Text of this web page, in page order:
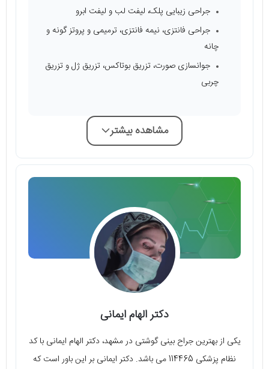
جراحی زیبایی پلک، لیفت لب و لیفت ابرو
جراحی فانتزی، نیمه فانتزی، ترمیمی و پروتز گونه و
چانه
جوانسازی صورت، تزریق بوتاکس، تزریق ژل و تزریق
چربی
مشاهده بیشتر
دکتر الهام ایمانی
یکی از بهترین جراح بینی گوشتی در مشهد، دکتر الهام ایمانی با کد
نظام پزشکی 114465 می باشد. دکتر ایمانی بر این باور است که